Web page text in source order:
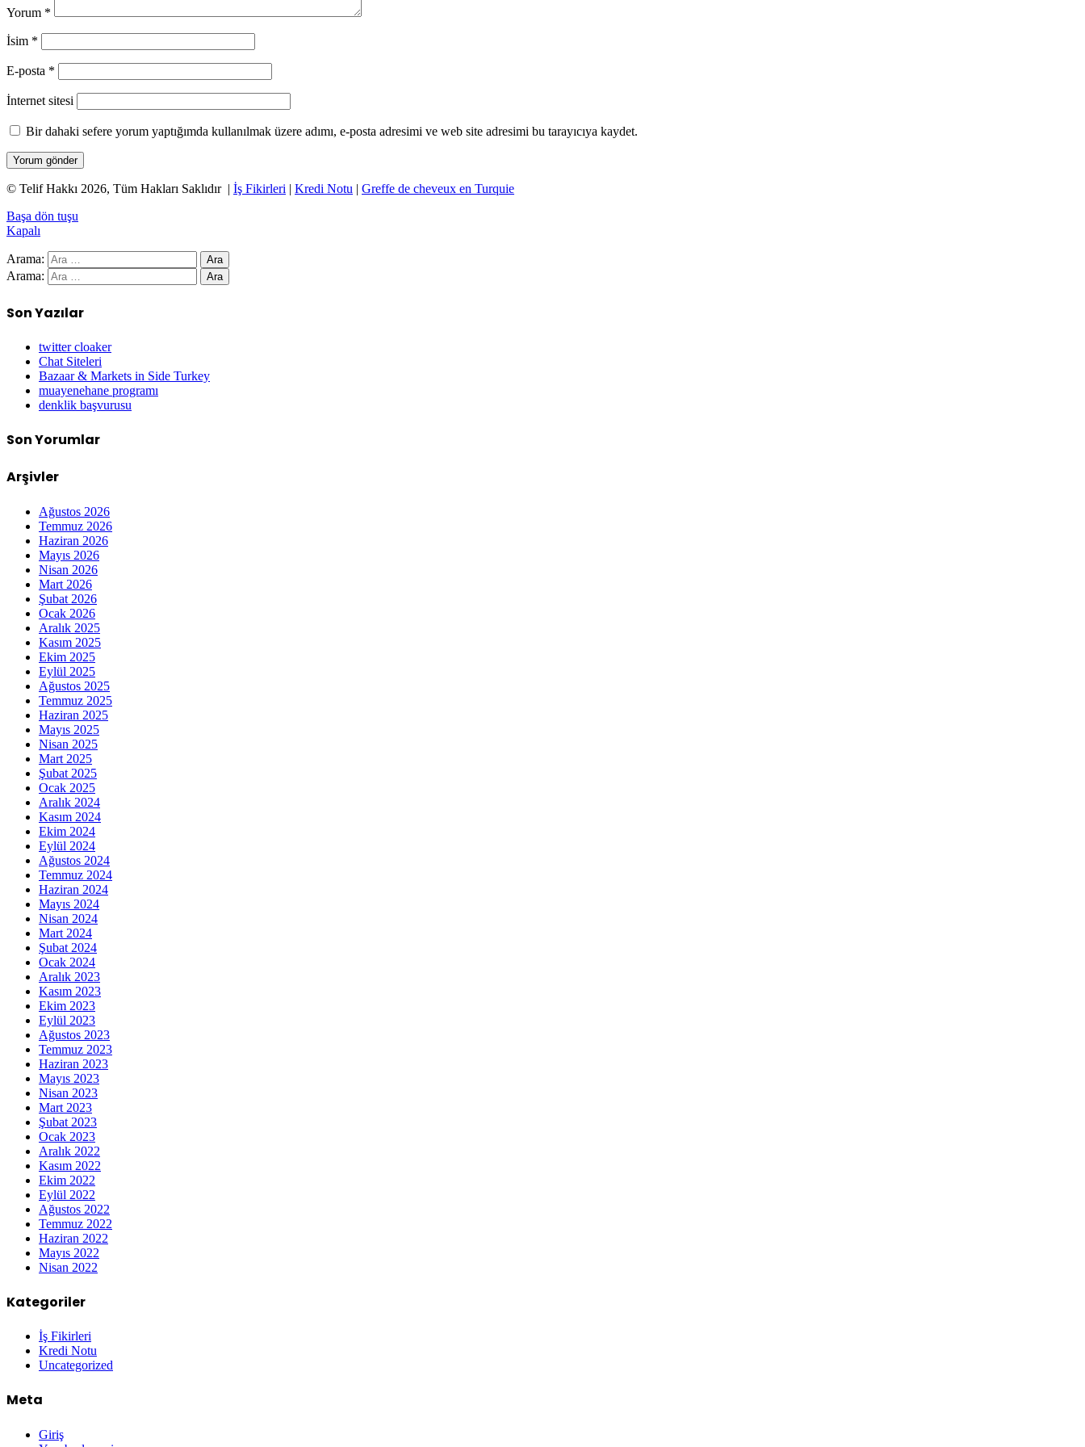
Yorum *
İsim *
E-posta *
İnternet sitesi
Bir dahaki sefere yorum yaptığımda kullanılmak üzere adımı, e-posta adresimi ve web site adresimi bu tarayıcıya kaydet.
© Telif Hakkı 2026, Tüm Hakları Saklıdır | İş Fikirleri | Kredi Notu | Greffe de cheveux en Turquie
Başa dön tuşu
Kapalı
Arama:
Arama:
Son Yazılar
twitter cloaker
Chat Siteleri
Bazaar & Markets in Side Turkey
muayenehane programı
denklik başvurusu
Son Yorumlar
Arşivler
Ağustos 2026
Temmuz 2026
Haziran 2026
Mayıs 2026
Nisan 2026
Mart 2026
Şubat 2026
Ocak 2026
Aralık 2025
Kasım 2025
Ekim 2025
Eylül 2025
Ağustos 2025
Temmuz 2025
Haziran 2025
Mayıs 2025
Nisan 2025
Mart 2025
Şubat 2025
Ocak 2025
Aralık 2024
Kasım 2024
Ekim 2024
Eylül 2024
Ağustos 2024
Temmuz 2024
Haziran 2024
Mayıs 2024
Nisan 2024
Mart 2024
Şubat 2024
Ocak 2024
Aralık 2023
Kasım 2023
Ekim 2023
Eylül 2023
Ağustos 2023
Temmuz 2023
Haziran 2023
Mayıs 2023
Nisan 2023
Mart 2023
Şubat 2023
Ocak 2023
Aralık 2022
Kasım 2022
Ekim 2022
Eylül 2022
Ağustos 2022
Temmuz 2022
Haziran 2022
Mayıs 2022
Nisan 2022
Kategoriler
İş Fikirleri
Kredi Notu
Uncategorized
Meta
Giriş